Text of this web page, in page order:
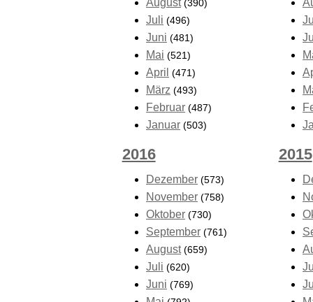
(390)
Juli (496)
Juni (481)
Mai (521)
April (471)
März (493)
Februar (487)
Januar (503)
2016
Dezember (573)
November (758)
Oktober (730)
September (761)
August (659)
Juli (620)
Juni (769)
2015